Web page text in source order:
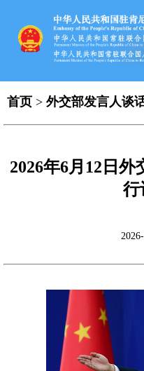
首页 > 外交部发言人谈
2026年6月12日
行